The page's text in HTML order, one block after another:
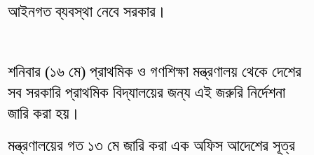
আইনগত ব্যবস্থা নেবে সরকার।
শনিবার (১৬ মে) প্রাথমিক ও গণশিক্ষা মন্ত্রণালয় থেকে দেশের
সব সরকারি প্রাথমিক বিদ্যালয়ের জন্য এই জরুরি নির্দেশনা
জারি করা হয়।
মন্ত্রণালয়ের গত ১৩ মে জারি করা এক অফিস আদেশের সূত্র